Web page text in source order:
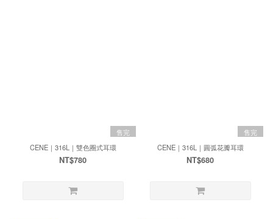
售完
CENE｜316L｜雙色圈式耳環
NT$780
售完
CENE｜316L｜圓弧花瓣耳環
NT$680